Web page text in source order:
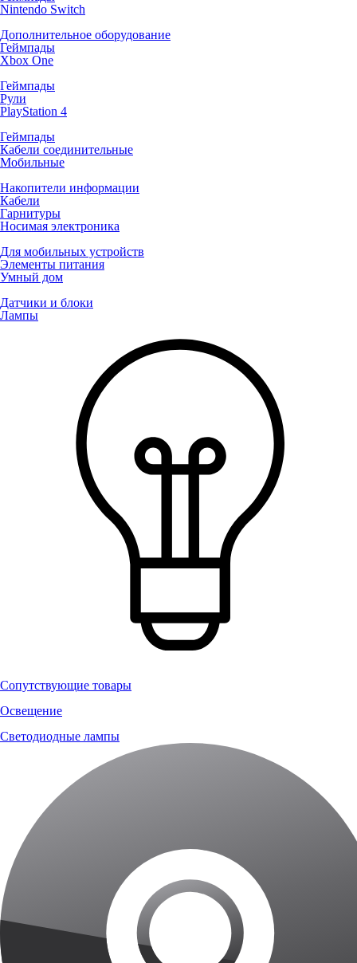
Nintendo Switch
Дополнительное оборудование
Геймпады
Xbox One
Геймпады
Рули
PlayStation 4
Геймпады
Кабели соединительные
Мобильные
Накопители информации
Кабели
Гарнитуры
Носимая электроника
Для мобильных устройств
Элементы питания
Умный дом
Датчики и блоки
Лампы
Сопутствующие товары
Освещение
Светодиодные лампы